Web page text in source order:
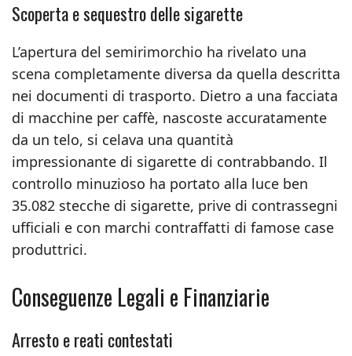
Scoperta e sequestro delle sigarette
L’apertura del semirimorchio ha rivelato una
scena completamente diversa da quella descritta
nei documenti di trasporto. Dietro a una facciata
di macchine per caffè, nascoste accuratamente
da un telo, si celava una quantità
impressionante di sigarette di contrabbando. Il
controllo minuzioso ha portato alla luce ben
35.082 stecche di sigarette, prive di contrassegni
ufficiali e con marchi contraffatti di famose case
produttrici.
Conseguenze Legali e Finanziarie
Arresto e reati contestati